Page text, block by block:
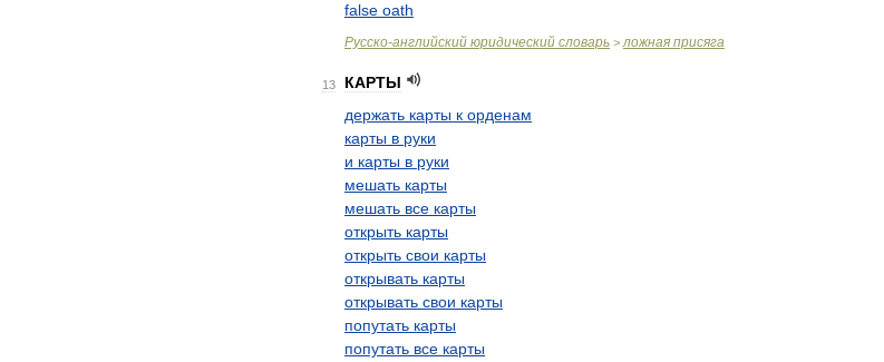
false oath
Русско-английский юридический словарь > ложная присяга
13
КАРТЫ
держать карты к орденам
карты в руки
и карты в руки
мешать карты
мешать все карты
открыть карты
открыть свои карты
открывать карты
открывать свои карты
попутать карты
попутать все карты